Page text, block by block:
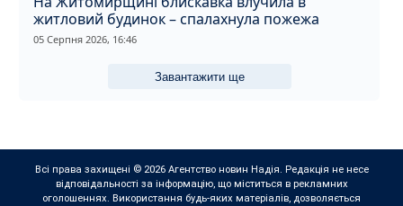
житловий будинок – спалахнула пожежа
05 Серпня 2026, 16:46
Завантажити ще
Всі права захищені © 2026 Агентство новин Надія. Редакція не несе
відповідальності за інформацію, що міститься в рекламних
оголошеннях. Використання будь-яких матеріалів, дозволяється